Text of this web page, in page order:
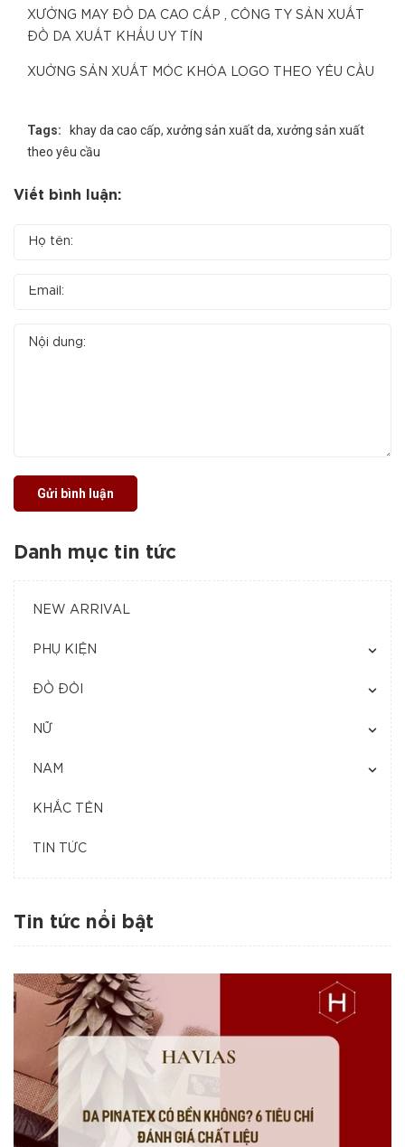
XƯỞNG MAY ĐỒ DA CAO CẤP , CÔNG TY SẢN XUẤT
ĐỒ DA XUẤT KHẨU UY TÍN
XUỞNG SẢN XUẤT MÓC KHÓA LOGO THEO YÊU CẦU
Tags: khay da cao cấp, xưởng sản xuất da, xưởng sản xuất
theo yêu cầu
Viết bình luận:
Gửi bình luận
Danh mục tin tức
NEW ARRIVAL
PHỤ KIỆN
ĐỒ ĐÔI
NỮ
NAM
KHẮC TÊN
TIN TỨC
Tin tức nổi bật